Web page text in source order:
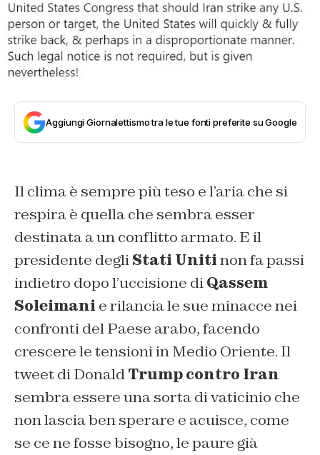
Aggiungi Giornalettismo tra le tue fonti preferite su Google
Il clima è sempre più teso e l’aria che si
respira è quella che sembra esser
destinata a un conflitto armato. E il
presidente degliStati Unitinon fa passi
indietro dopo l’uccisione diQassem
Soleimani e rilancia le sue minacce nei
confronti del Paese arabo, facendo
crescere le tensioni in Medio Oriente. Il
tweet di DonaldTrump contro Iran
sembra essere una sorta di vaticinio che
non lascia ben sperare e acuisce, come
se ce ne fosse bisogno, le paure già